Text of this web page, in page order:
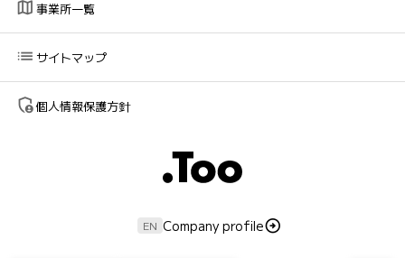
map 事業所一覧
list サイトマップ
admin_panel_settings個人情報保護方針
EN Company profile